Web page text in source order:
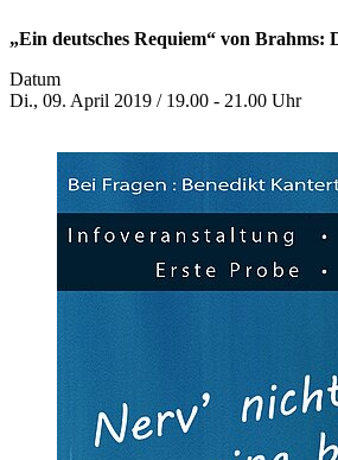
„Ein deutsches Requiem“ von Brahms:
Datum
Di., 09. April 2019 / 19.00 - 21.00 Uhr